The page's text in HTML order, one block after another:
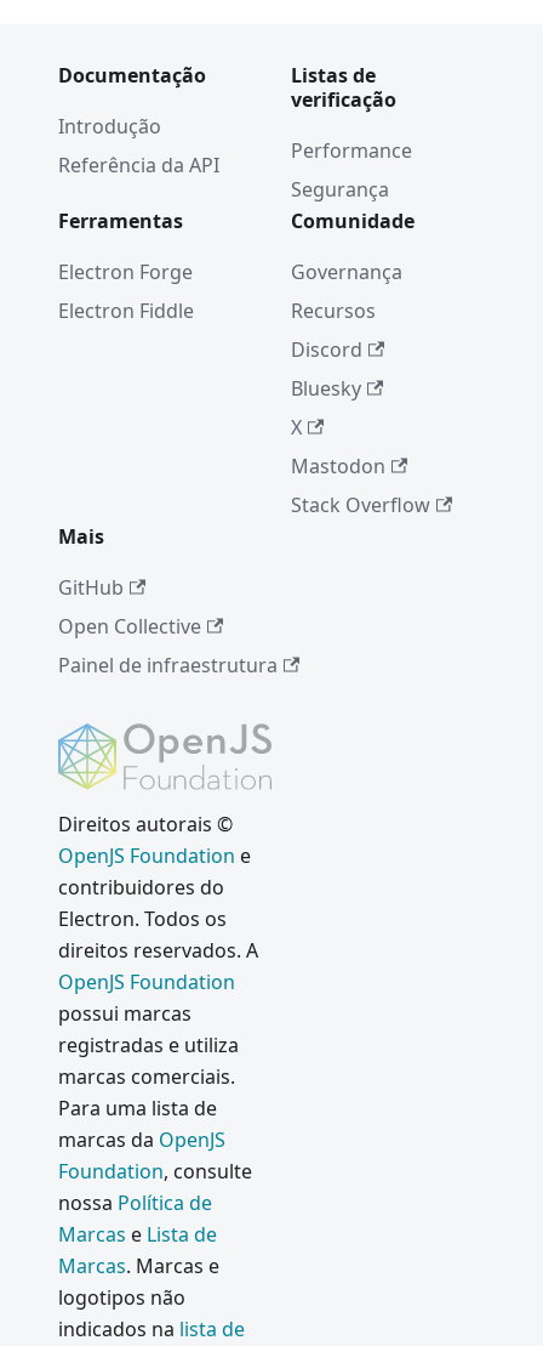
Documentação
Introdução
Referência da API
Listas de
verificação
Performance
Segurança
Ferramentas
Electron Forge
Electron Fiddle
Comunidade
Governança
Recursos
Discord
Bluesky
X
Mastodon
Stack Overflow
Mais
GitHub
Open Collective
Painel de infraestrutura
Direitos autorais ©
OpenJS Foundation e
contribuidores do
Electron. Todos os
direitos reservados. A
OpenJS Foundation
possui marcas
registradas e utiliza
marcas comerciais.
Para uma lista de
marcas da OpenJS
Foundation, consulte
nossa Política de
Marcas e Lista de
Marcas. Marcas e
logotipos não
indicados na lista de